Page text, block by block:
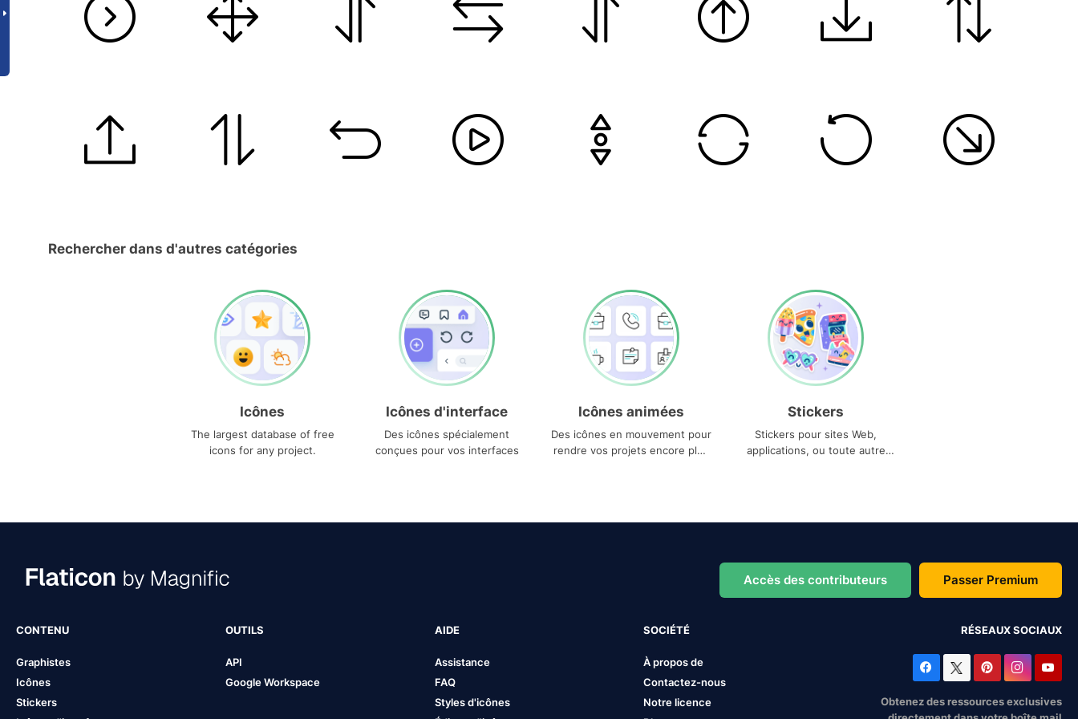
Rechercher dans d'autres catégories
Icônes
The largest database of free
icons for any project.
Icônes d'interface
Des icônes spécialement
conçues pour vos interfaces
Icônes animées
Des icônes en mouvement pour
rendre vos projets encore plus
Stickers
Stickers pour sites Web,
applications, ou toute autre
Accès des contributeurs Passer Premium
CONTENU
Graphistes
Icônes
Stickers
OUTILS
API
Google Workspace
AIDE
Assistance
FAQ
Styles d'icônes
SOCIÉTÉ
À propos de
Contactez-nous
Notre licence
RÉSEAUX SOCIAUX
Obtenez des ressources exclusives